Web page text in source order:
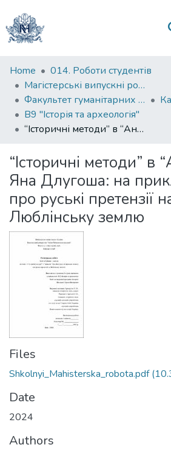
Communities
&
Collections
All of DSpace
Statistics
Home
014. Роботи студентів
Магістерські випускні роботи
Факультет гуманітарних наук
В9 "Історія та археологія"
“Історичні методи” в “Анналах” Яна Длугоша: на прикладі сюжету про руські претензії на Люблінську землю
“Історичні методи” в
Яна Длугоша: на
про руські претензії
Люблінську землю
Files
Shkolnyi_Mahisterska_robota.pdf
Date
2024
Authors